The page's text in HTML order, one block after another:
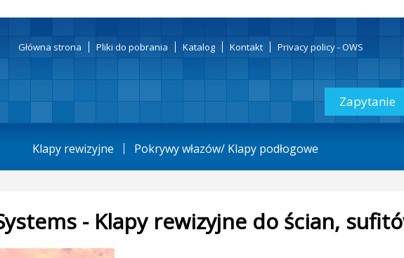
Główna strona Pliki do pobrania Katalog Kontakt Privacy policy - OWS
Klapy rewizyjne Pokrywy włazów/ Klapy podłogowe
Zapytanie
- Klapy rewizyjne do ścian,